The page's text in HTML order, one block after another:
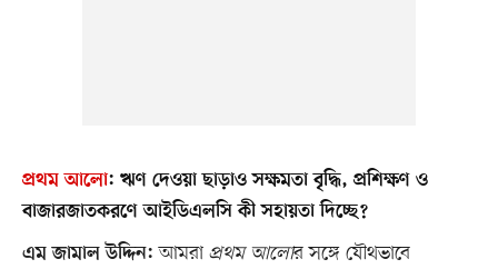
প্রথম আলো: ঋণ দেওয়া ছাড়াও সক্ষমতা বৃদ্ধি, প্রশিক্ষণ ও
বাজারজাতকরণে আইডিএলসি কী সহায়তা দিচ্ছে?
এম জামাল উদ্দিন:আমরা প্রথম আলোর সঙ্গে যৌথভাবে